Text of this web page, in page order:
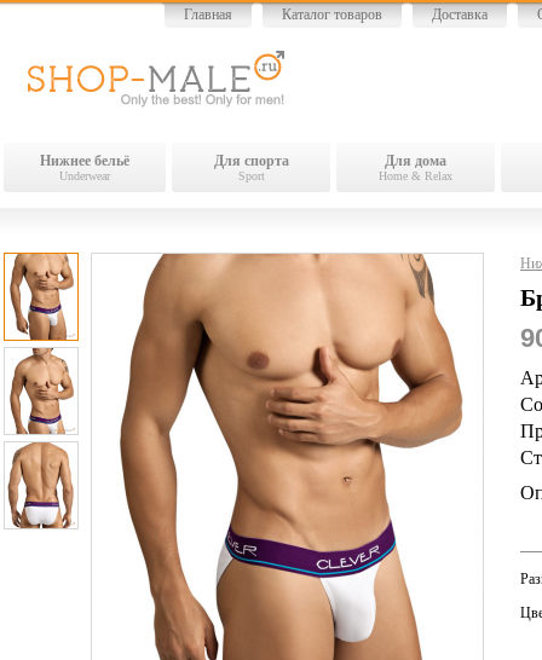
Главная Каталог товаров Доставка
Нижнее бельё
Underwear
Для спорта
Sport
Для дома
Home & Relax